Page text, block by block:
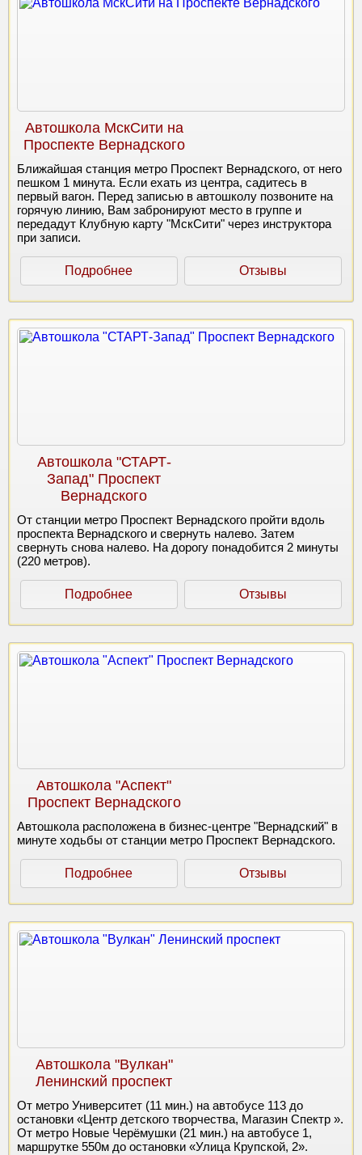
Автошкола МскСити на
Проспекте Вернадского
Ближайшая станция метро Проспект Вернадского, от него
пешком 1 минута. Если ехать из центра, садитесь в
первый вагон. Перед записью в автошколу позвоните на
горячую линию, Вам забронируют место в группе и
передадут Клубную карту "МскСити" через инструктора
при записи.
Подробнее Отзывы
Автошкола "СТАРТ-
Запад" Проспект
Вернадского
От станции метро Проспект Вернадского пройти вдоль
проспекта Вернадского и свернуть налево. Затем
свернуть снова налево. На дорогу понадобится 2 минуты
(220 метров).
Подробнее Отзывы
Автошкола "Аспект"
Проспект Вернадского
Автошкола расположена в бизнес-центре "Вернадский" в
минуте ходьбы от станции метро Проспект Вернадского.
Подробнее Отзывы
Автошкола "Вулкан"
Ленинский проспект
От метро Университет (11 мин.) на автобусе 113 до
остановки «Центр детского творчества, Магазин Спектр ».
От метро Новые Черёмушки (21 мин.) на автобусе 1,
маршрутке 550м до остановки «Улица Крупской, 2».